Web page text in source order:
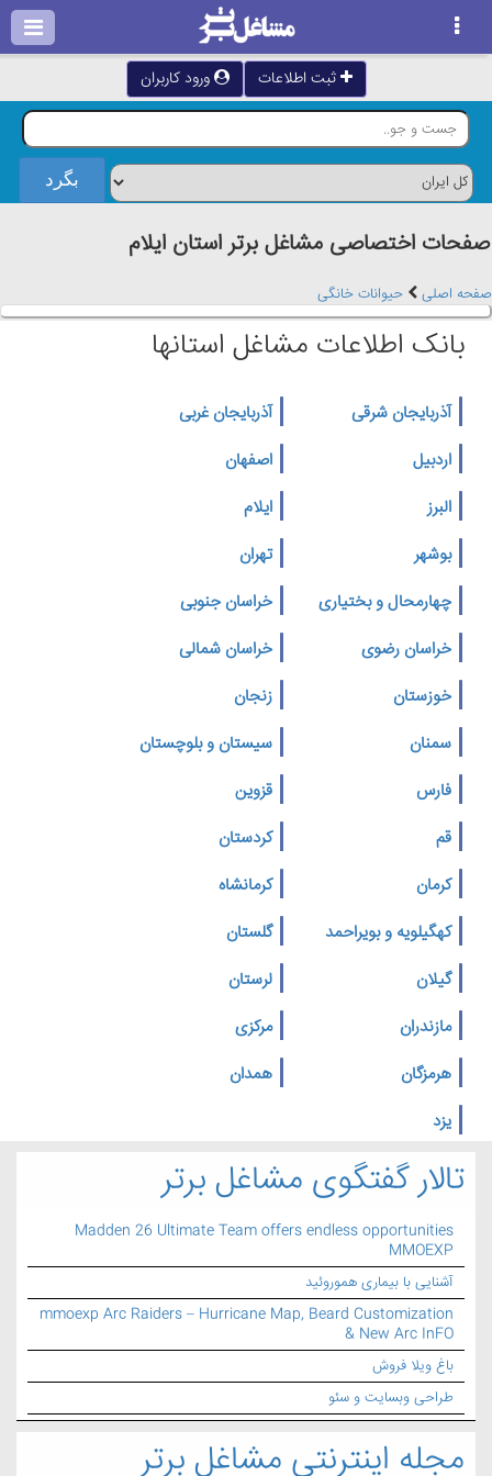
ثبت اطلاعات ورود کاربران
صفحات اختصاصی مشاغل برتر استان ايلام
صفحه اصلی حیوانات خانگی
بانک اطلاعات مشاغل استانها
آذربایجان شرقی
آذربایجان غربی
اردبیل
اصفهان
البرز
ایلام
بوشهر
تهران
چهارمحال و بختیاری
خراسان جنوبی
خراسان رضوی
خراسان شمالی
خوزستان
زنجان
سمنان
سیستان و بلوچستان
فارس
قزوین
قم
کردستان
کرمان
کرمانشاه
کهگیلویه و بویراحمد
گلستان
گیلان
لرستان
مازندران
مرکزی
هرمزگان
همدان
یزد
تالار گفتگوی مشاغل برتر
Madden 26 Ultimate Team offers endless opportunities
MMOEXP
آشنایی با بیماری هموروئید
mmoexp Arc Raiders – Hurricane Map, Beard Customization
& New Arc InFO
باغ ویلا فروش
طراحی وبسایت و سئو
مجله اینترنتی مشاغل برتر